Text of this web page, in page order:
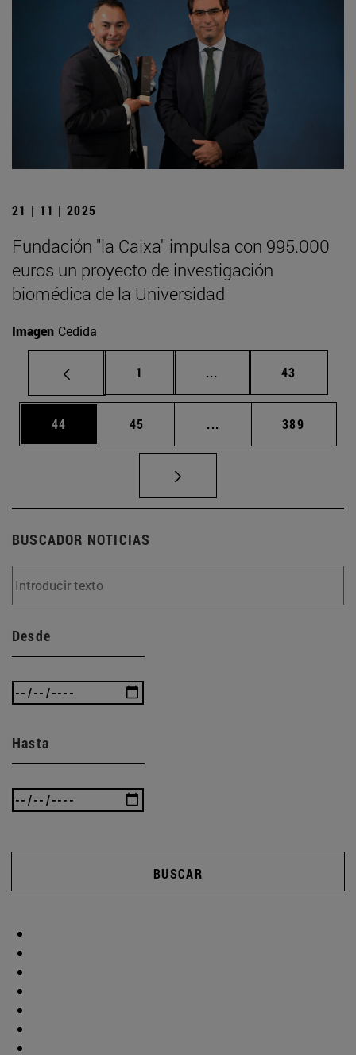
21 | 11 | 2025
Fundación "la Caixa" impulsa con 995.000
euros un proyecto de investigación
biomédica de la Universidad
Imagen Cedida
Página
1 ... Páginas intermedias
Página
43
Página
44 Página
45 ... Páginas intermedias
Página
389
BUSCADOR NOTICIAS
Desde
Hasta
BUSCAR